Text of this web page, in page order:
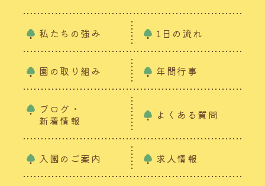
私たちの強み 1日の流れ
園の取り組み 年間行事
ブログ・
新着情報
よくある質問
入園のご案内 求人情報